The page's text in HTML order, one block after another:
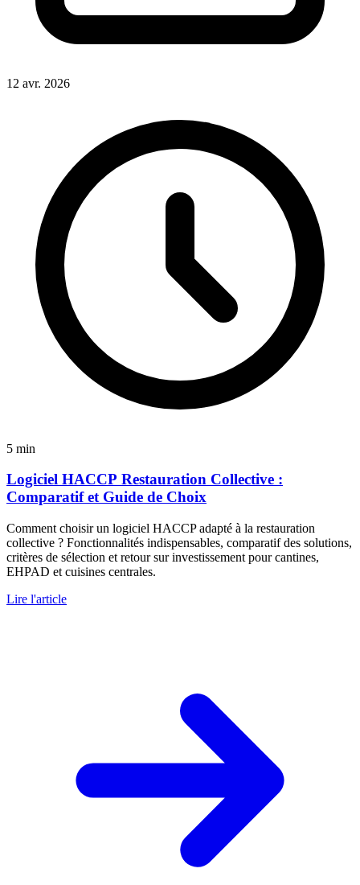
12 avr. 2026
5 min
Logiciel HACCP Restauration Collective :
Comparatif et Guide de Choix
Comment choisir un logiciel HACCP adapté à la restauration
collective ? Fonctionnalités indispensables, comparatif des solutions,
critères de sélection et retour sur investissement pour cantines,
EHPAD et cuisines centrales.
Lire l'article